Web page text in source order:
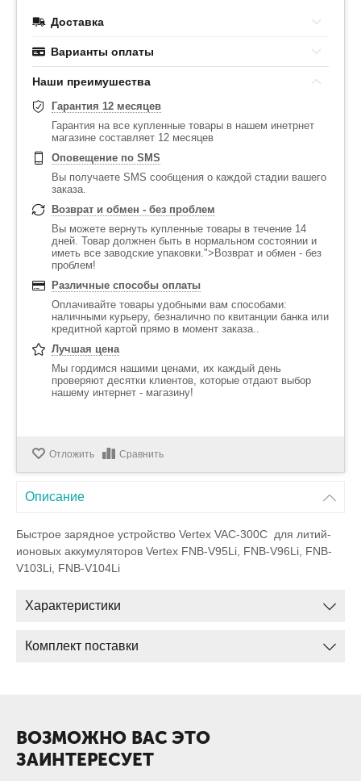
Доставка
Варианты оплаты
Наши преимушества
Гарантия 12 месяцев
Гарантия на все купленные товары в нашем инетрнет
магазине составляет 12 месяцев
Оповещение по SMS
Вы получаете SMS сообщения о каждой стадии вашего
заказа.
Возврат и обмен - без проблем
Вы можете вернуть купленные товары в течение 14
дней. Товар должнен быть в нормальном состоянии и
иметь все заводские упаковки.">Возврат и обмен - без
проблем!
Различные способы оплаты
Оплачивайте товары удобными вам способами:
наличными курьеру, безналично по квитанции банка или
кредитной картой прямо в момент заказа..
Лучшая цена
Мы гордимся нашими ценами, их каждый день
проверяют десятки клиентов, которые отдают выбор
нашему интернет - магазину!
Отложить Сравнить
Описание
Быстрое зарядное устройство Vertex VAC-300C для литий-
ионовых аккумуляторов Vertex FNB-V95Li, FNB-V96Li, FNB-
V103Li, FNB-V104Li
Характеристики
Комплект поставки
ВОЗМОЖНО ВАС ЭТО
ЗАИНТЕРЕСУЕТ